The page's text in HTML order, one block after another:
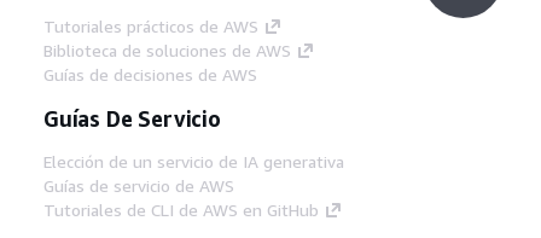
Tutoriales prácticos de AWS
Biblioteca de soluciones de AWS
Guías de decisiones de AWS
Guías De Servicio
Elección de un servicio de IA generativa
Guías de servicio de AWS
Tutoriales de CLI de AWS en GitHub